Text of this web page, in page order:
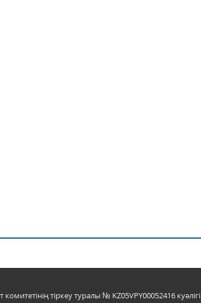
тіркеу туралы № KZ05VPY00052416 куәлігі